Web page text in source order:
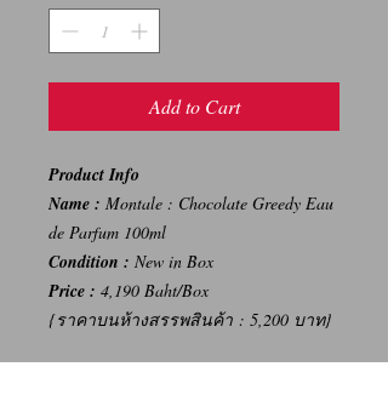
Add to Cart
Product Info
Name : Montale : Chocolate Greedy Eau
de Parfum 100ml
Condition : New in Box
Price : 4,190 Baht/Box
{ราคาบนห้างสรรพสินค้า : 5,200 บาท}